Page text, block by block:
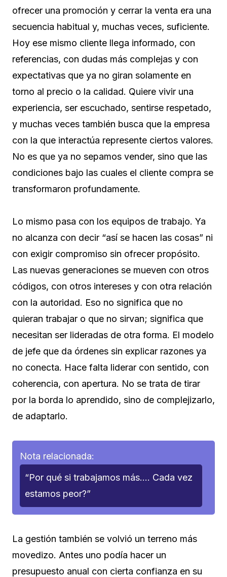
ofrecer una promoción y cerrar la venta era una
secuencia habitual y, muchas veces, suficiente.
Hoy ese mismo cliente llega informado, con
referencias, con dudas más complejas y con
expectativas que ya no giran solamente en
torno al precio o la calidad. Quiere vivir una
experiencia, ser escuchado, sentirse respetado,
y muchas veces también busca que la empresa
con la que interactúa represente ciertos valores.
No es que ya no sepamos vender, sino que las
condiciones bajo las cuales el cliente compra se
transformaron profundamente.
Lo mismo pasa con los equipos de trabajo. Ya
no alcanza con decir “así se hacen las cosas” ni
con exigir compromiso sin ofrecer propósito.
Las nuevas generaciones se mueven con otros
códigos, con otros intereses y con otra relación
con la autoridad. Eso no significa que no
quieran trabajar o que no sirvan; significa que
necesitan ser lideradas de otra forma. El modelo
de jefe que da órdenes sin explicar razones ya
no conecta. Hace falta liderar con sentido, con
coherencia, con apertura. No se trata de tirar
por la borda lo aprendido, sino de complejizarlo,
de adaptarlo.
Nota relacionada:
“Por qué si trabajamos más…. Cada vez
estamos peor?”
La gestión también se volvió un terreno más
movedizo. Antes uno podía hacer un
presupuesto anual con cierta confianza en su